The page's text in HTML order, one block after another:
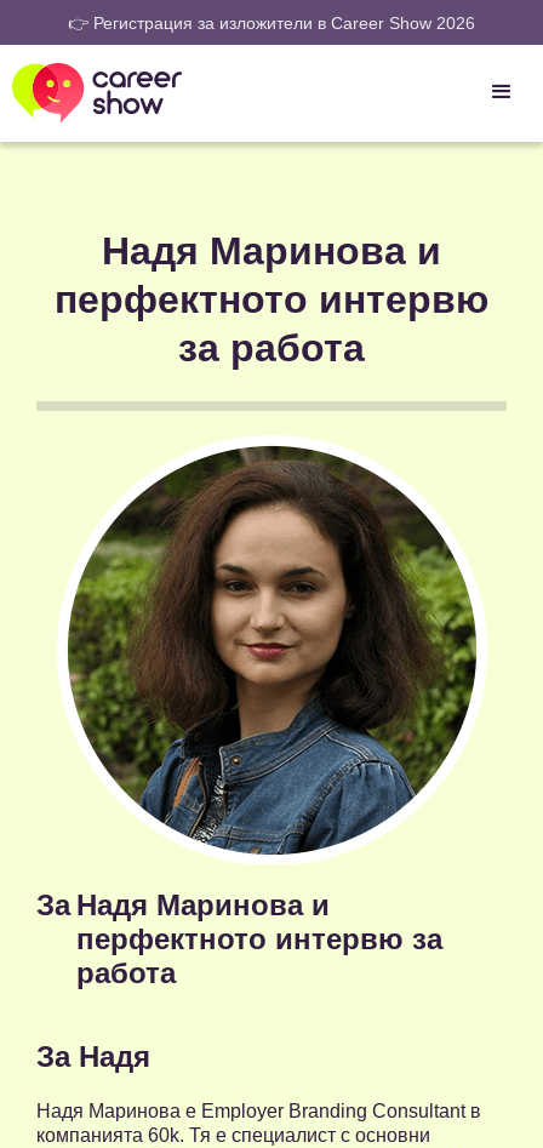
👉 Регистрация за изложители в Career Show 2026
Надя Маринова и
перфектното интервю
за работа
За Надя Маринова и
перфектното интервю за
работа
За Надя
Надя Маринова е Employer Branding Consultant в
компанията 60k. Тя е специалист с основни